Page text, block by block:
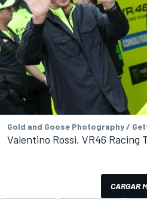
Gold and Goose Photography /
Valentino Rossi, VR46 Racing
CARGAR